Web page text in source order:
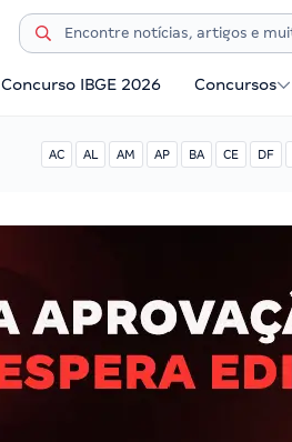
Concurso IBGE 2026 Concursos
AC AL AM AP BA CE DF